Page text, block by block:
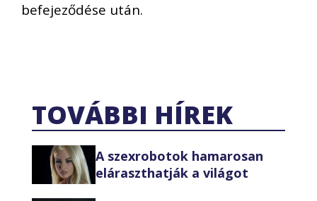
befejeződése után.
TOVÁBBI HÍREK
A szexrobotok hamarosan
eláraszthatják a világot